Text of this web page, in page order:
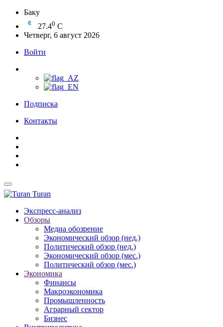
Баку
27.40 C
Четверг, 6 август 2026
Войти
Подписка
Контакты
Turan
Экспресс-анализ
Обзоры
Медиа обозрение
Экономический обзор (нед.)
Политический обзор (нед.)
Экономический обзор (мес.)
Политический обзор (мес.)
Экономика
Финансы
Макроэкономика
Промышленность
Аграрный сектор
Бизнес